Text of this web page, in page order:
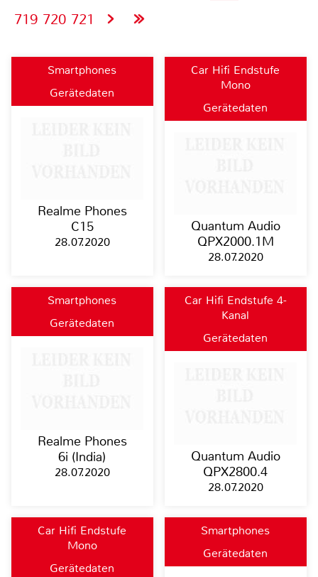
719 720 721
Smartphones
Gerätedaten
Realme Phones
C15
28.07.2020
Car Hifi Endstufe
Mono
Gerätedaten
Quantum Audio
QPX2000.1M
28.07.2020
Smartphones
Gerätedaten
Realme Phones
6i (India)
28.07.2020
Car Hifi Endstufe 4-
Kanal
Gerätedaten
Quantum Audio
QPX2800.4
28.07.2020
Car Hifi Endstufe
Mono
Gerätedaten
Smartphones
Gerätedaten